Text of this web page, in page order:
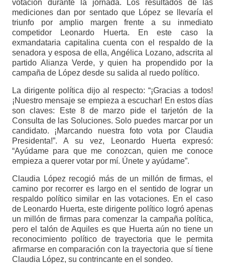
votación durante la jornada. Los resultados de las
mediciones dan por sentado que López se llevaría el
triunfo por amplio margen frente a su inmediato
competidor Leonardo Huerta. En este caso la
exmandataria capitalina cuenta con el respaldo de la
senadora y esposa de ella, Angélica Lozano, adscrita al
partido Alianza Verde, y quien ha propendido por la
campaña de López desde su salida al ruedo político.
La dirigente política dijo al respecto: “¡Gracias a todos!
¡Nuestro mensaje se empieza a escuchar! En estos días
son claves: Este 8 de marzo pide el tarjetón de la
Consulta de las Soluciones. Solo puedes marcar por un
candidato. ¡Marcando nuestra foto vota por Claudia
Presidenta!”. A su vez, Leonardo Huerta expresó:
“Ayúdame para que me conozcan, quien me conoce
empieza a querer votar por mí. Únete y ayúdame”.
Claudia López recogió más de un millón de firmas, el
camino por recorrer es largo en el sentido de lograr un
respaldo político similar en las votaciones. En el caso
de Leonardo Huerta, este dirigente político logró apenas
un millón de firmas para comenzar la campaña política,
pero el talón de Aquiles es que Huerta aún no tiene un
reconocimiento político de trayectoria que le permita
afirmarse en comparación con la trayectoria que sí tiene
Claudia López, su contrincante en el sondeo.